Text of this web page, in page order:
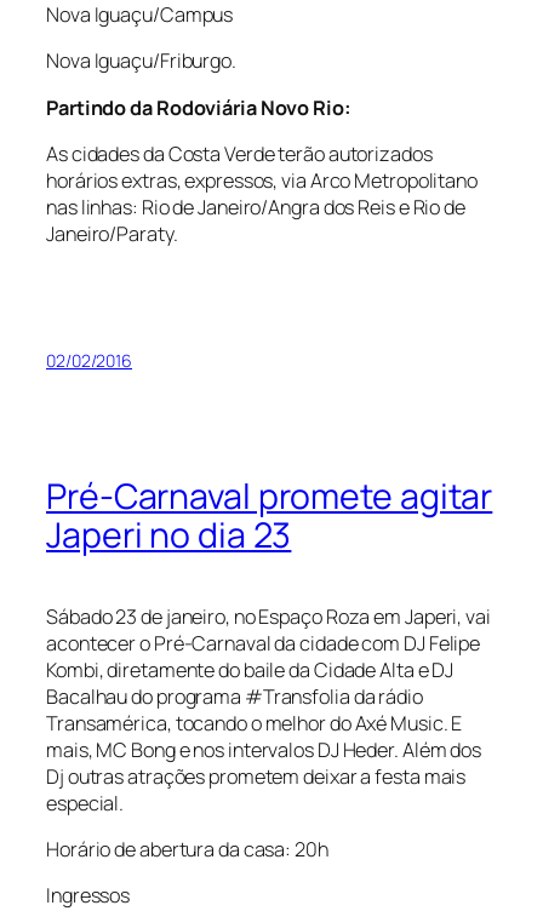
Nova Iguaçu/Campus
Nova Iguaçu/Friburgo.
Partindo da Rodoviária Novo Rio:
As cidades da Costa Verde terão autorizados
horários extras, expressos, via Arco Metropolitano
nas linhas: Rio de Janeiro/Angra dos Reis e Rio de
Janeiro/Paraty.
02/02/2016
Pré-Carnaval promete agitar
Japeri no dia 23
Sábado 23 de janeiro, no Espaço Roza em Japeri, vai
acontecer o Pré-Carnaval da cidade com DJ Felipe
Kombi, diretamente do baile da Cidade Alta e DJ
Bacalhau do programa #Transfolia da rádio
Transamérica, tocando o melhor do Axé Music. E
mais, MC Bong e nos intervalos DJ Heder. Além dos
Dj outras atrações prometem deixar a festa mais
especial.
Horário de abertura da casa: 20h
Ingressos